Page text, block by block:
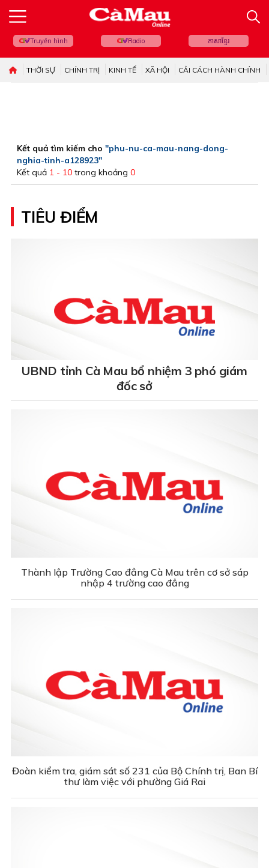
Truyền hình Radio ភាសាខ្មែរ
THỜI SỰ CHÍNH TRỊ KINH TẾ XÃ HỘI CẢI CÁCH HÀNH CHÍNH
Kết quả tìm kiếm cho "phu-nu-ca-mau-nang-dong-
nghia-tinh-a128923"
Kết quả 1 - 10 trong khoảng 0
TIÊU ĐIỂM
UBND tỉnh Cà Mau bổ nhiệm 3 phó giám
đốc sở
Thành lập Trường Cao đẳng Cà Mau trên cơ sở sáp
nhập 4 trường cao đẳng
Đoàn kiểm tra, giám sát số 231 của Bộ Chính trị, Ban Bí
thư làm việc với phường Giá Rai